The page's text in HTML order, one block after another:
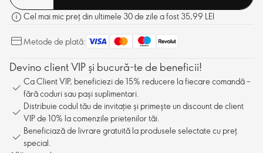
Cel mai mic preț din ultimele 30 de zile a fost 35,99 LEI
Metode de plată:
Devino client VIP și bucură-te de beneficii!
Ca Client VIP, beneficiezi de 15% reducere la fiecare comandă –
fără coduri sau pași suplimentari.
Distribuie codul tău de invitație și primește un discount de client
VIP de 10% la comenzile prietenilor tăi.
Beneficiază de livrare gratuită la produsele selectate cu preț
special.